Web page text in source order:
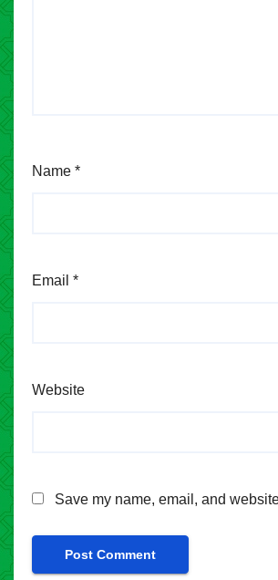
Name *
Email *
Website
Save my name, email, and